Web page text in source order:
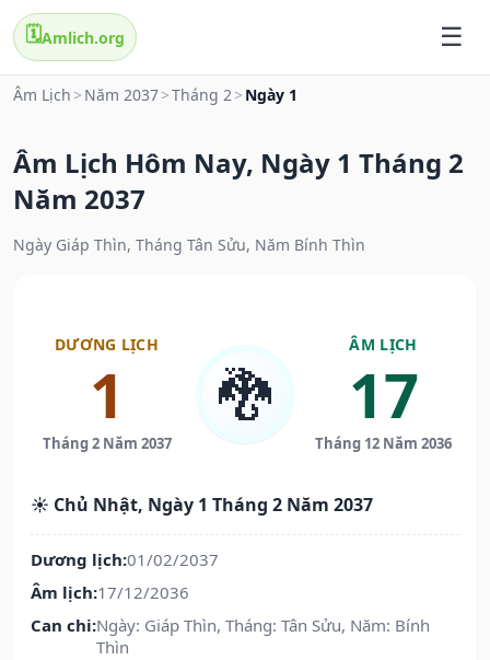
🗓️Amlich.org
Âm Lịch > Năm 2037>Tháng 2> Ngày 1
Âm Lịch Hôm Nay, Ngày 1 Tháng 2
Năm 2037
Ngày Giáp Thìn, Tháng Tân Sửu, Năm Bính Thìn
DƯƠNG LỊCH
1
Tháng 2 Năm 2037
🐉
ÂM LỊCH
17
Tháng 12 Năm 2036
☀️ Chủ Nhật, Ngày 1 Tháng 2 Năm 2037
Dương lịch:01/02/2037
Âm lịch:17/12/2036
Can chi:Ngày: Giáp Thìn, Tháng: Tân Sửu, Năm: Bính
Thìn